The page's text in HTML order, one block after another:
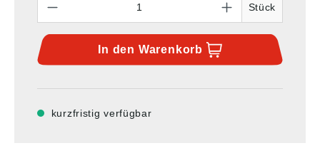
Stück
In den Warenkorb
kurzfristig verfügbar